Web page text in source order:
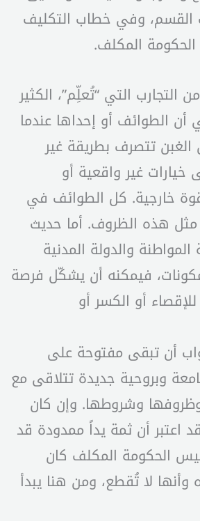
وفي خطاب التكليف
المكلف.
التجارب التي “تُعلِّم”، الكثير
الطوائف أو إحداها عندما
تتصرف بطريقة غير
خيارات غير واقعية أو
خارجية. كل الطوائف في
مثل هذه الظروف. أما حديث
والدولة المدنية
فيمكنه أن يشكّل فرصة
أو الكسر أو
أن تبقى مفتوحة على
وبروحية جديدة تتلاقى مع
وشروطها. وإن كان
اعتبر أن ثمة يداً ممدودة قد
الحكومة المكلف كان
لا تُقطع، ومن هنا يبدأ